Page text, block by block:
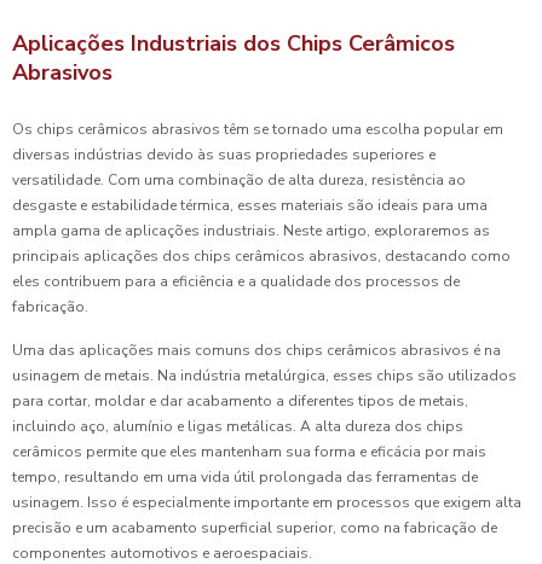
Aplicações Industriais dos Chips Cerâmicos
Abrasivos
Os chips cerâmicos abrasivos têm se tornado uma escolha popular em
diversas indústrias devido às suas propriedades superiores e
versatilidade. Com uma combinação de alta dureza, resistência ao
desgaste e estabilidade térmica, esses materiais são ideais para uma
ampla gama de aplicações industriais. Neste artigo, exploraremos as
principais aplicações dos chips cerâmicos abrasivos, destacando como
eles contribuem para a eficiência e a qualidade dos processos de
fabricação.
Uma das aplicações mais comuns dos chips cerâmicos abrasivos é na
usinagem de metais. Na indústria metalúrgica, esses chips são utilizados
para cortar, moldar e dar acabamento a diferentes tipos de metais,
incluindo aço, alumínio e ligas metálicas. A alta dureza dos chips
cerâmicos permite que eles mantenham sua forma e eficácia por mais
tempo, resultando em uma vida útil prolongada das ferramentas de
usinagem. Isso é especialmente importante em processos que exigem alta
precisão e um acabamento superficial superior, como na fabricação de
componentes automotivos e aeroespaciais.